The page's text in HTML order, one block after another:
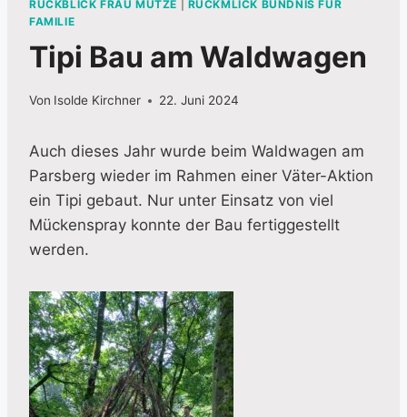
RÜCKBLICK FRAU MÜTZE
RÜCKMLICK BÜNDNIS FÜR
FAMILIE
Tipi Bau am Waldwagen
Von Isolde Kirchner 22. Juni 2024
Auch dieses Jahr wurde beim Waldwagen am
Parsberg wieder im Rahmen einer Väter-Aktion
ein Tipi gebaut. Nur unter Einsatz von viel
Mückenspray konnte der Bau fertiggestellt
werden.